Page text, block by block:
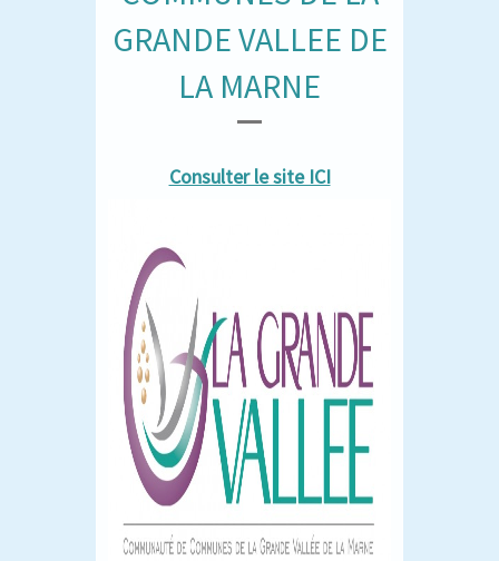
GRANDE VALLEE DE
LA MARNE
Consulter le site ICI